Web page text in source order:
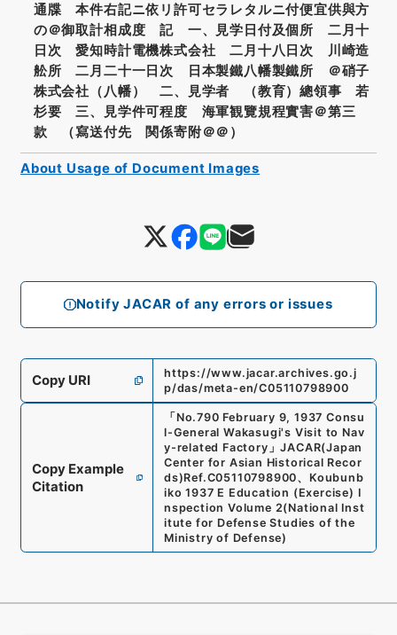
Notify JACAR of any errors or issues
通牒 本件右記ニ依リ許可セラレタルニ付便宜供與方
の＠御取計相成度 記 一、見学日付及個所 二月十
日次 愛知時計電機株式会社 二月十八日次 川崎造
舩所 二月二十一日次 日本製鐵八幡製鐵所 ＠硝子
株式会社（八幡） 二、見学者 （教育）總領事 若
杉要 三、見学件可程度 海軍観覽規程實害＠第三
款 （寫送付先 関係寄附＠＠）
Copy URI
https://www.jacar.archives.go.j
p/das/meta-en/C05110798900
Copy Example
Citation
「 No.790 February 9, 1937 Consu
l-General Wakasugi's Visit to Nav
y-related Factory 」JACAR(Japan
Center for Asian Historical Recor
ds)Ref.C05110798900、 Koubunb
iko 1937 E Education (Exercise) I
nspection Volume 2(National Inst
itute for Defense Studies of the
Ministry of Defense)
About Usage of Document Images